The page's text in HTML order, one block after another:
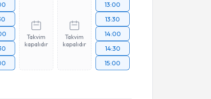
Takvim
kapalıdır
Takvim
kapalıdır
13:00
13:30
14:00
14:30
15:00